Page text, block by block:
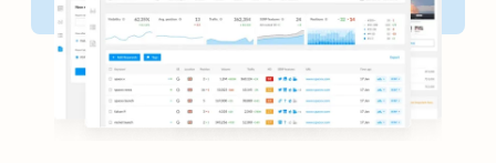
理发店搜索引擎优化
烧烤店搜索引擎优化
精品店搜索引擎优化